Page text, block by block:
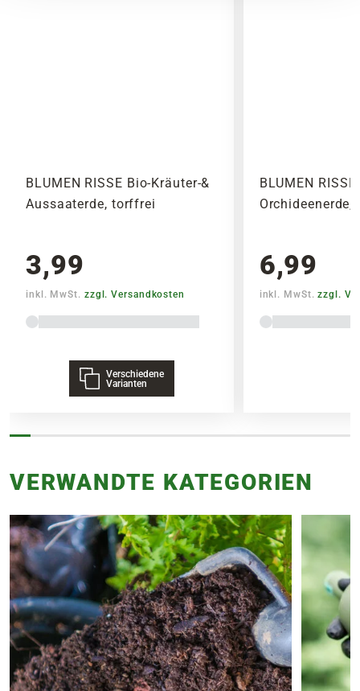
BLUMEN RISSE Bio-Kräuter-&
Aussaaterde, torffrei
3,99
inkl. MwSt. zzgl. Versandkosten
Verschiedene
Varianten
BLUMEN
6,99
inkl. MwSt.zzgl.
VERWANDTE KATEGORIEN